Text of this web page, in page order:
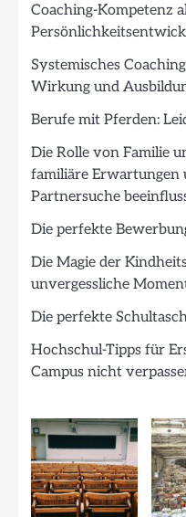
Coaching-Kompetenz
Systemisches
Wirkung und
Berufe mit Pferden:
Die Rolle von Familie
familiäre Erwartungen
Partnersuche
Die perfekte
Die Magie der
unvergessliche
Die perfekte
Hochschul-Tipps für
Campus nicht